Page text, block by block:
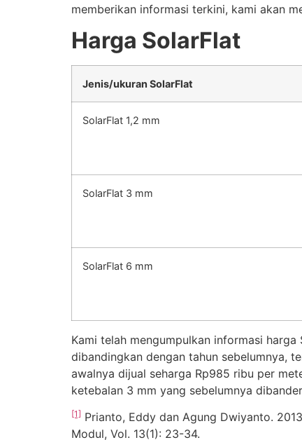
memberikan informasi terkini, kami akan
Harga SolarFlat
Jenis/ukuran SolarFlat
SolarFlat 1,2 mm
SolarFlat 3 mm
SolarFlat 6 mm
Kami telah mengumpulkan informasi
dibandingkan dengan tahun sebelumnya,
awalnya dijual seharga Rp985 ribu per
ketebalan 3 mm yang sebelumnya
[1] Prianto, Eddy dan Agung Dwiyanto.
Modul, Vol. 13(1): 23-34.